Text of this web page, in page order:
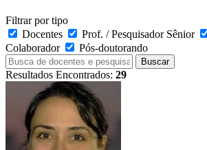
Filtrar por tipo
Docentes
Prof. / Pesquisador Sênior
Colaborador
Pós-doutorando
Buscar
Resultados Encontrados: 29